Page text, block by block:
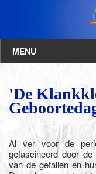
MENU
'De
Al ver voor de
gefascineerd door
van de getallen en